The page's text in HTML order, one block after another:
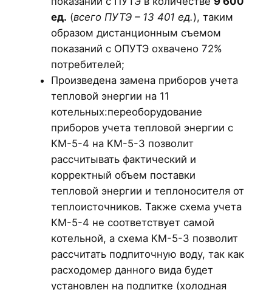
ед. (всего ПУТЭ – 13 401 ед.), таким
образом дистанционным съемом
показаний с ОПУТЭ охвачено 72%
потребителей;
Произведена замена приборов учета
тепловой энергии на 11
котельных:переоборудование
приборов учета тепловой энергии с
КМ-5-4 на КМ-5-3 позволит
рассчитывать фактический и
корректный объем поставки
тепловой энергии и теплоносителя от
теплоисточников. Также схема учета
КМ-5-4 не соответствует самой
котельной, а схема КМ-5-3 позволит
рассчитать подпиточную воду, так как
расходомер данного вида будет
установлен на подпитке (холодная